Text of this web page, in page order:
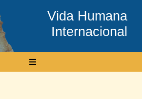
Vida Humana
Internacional
Toggle